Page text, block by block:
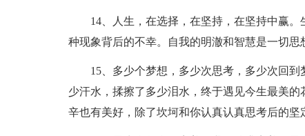
14、人生，在选择，在坚持，在坚持中赢。
种现象背后的不幸。自我的明澈和智慧是一切思
15、多少个梦想，多少次思考，多少次回到
少汗水，揉擦了多少泪水，终于遇见今生最美
辛也有美好，除了坎坷和你认真认真思考后的坚